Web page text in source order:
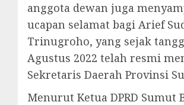
anggota dewan juga
ucapan selamat bagi Arief
Trinugroho, yang sejak
Agustus 2022 telah resmi
Sekretaris Daerah Provinsi
Menurut Ketua DPRD Sumut